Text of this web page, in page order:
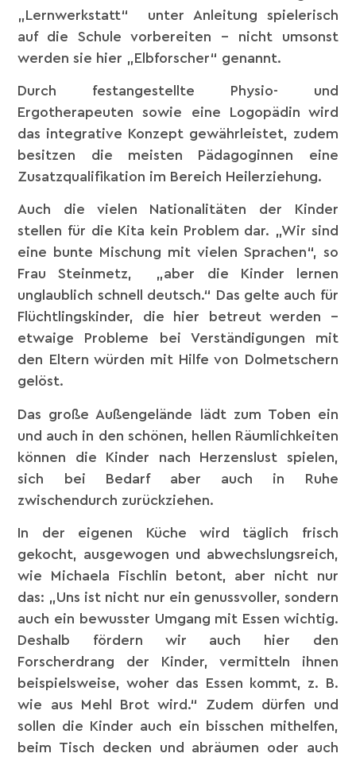
„Lernwerkstatt“ unter Anleitung spielerisch
auf die Schule vorbereiten – nicht umsonst
werden sie hier „Elbforscher“ genannt.
Durch festangestellte Physio- und
Ergotherapeuten sowie eine Logopädin wird
das integrative Konzept gewährleistet, zudem
besitzen die meisten Pädagoginnen eine
Zusatzqualifikation im Bereich Heilerziehung.
Auch die vielen Nationalitäten der Kinder
stellen für die Kita kein Problem dar. „Wir sind
eine bunte Mischung mit vielen Sprachen“, so
Frau Steinmetz, „aber die Kinder lernen
unglaublich schnell deutsch.“ Das gelte auch für
Flüchtlingskinder, die hier betreut werden –
etwaige Probleme bei Verständigungen mit
den Eltern würden mit Hilfe von Dolmetschern
gelöst.
Das große Außengelände lädt zum Toben ein
und auch in den schönen, hellen Räumlichkeiten
können die Kinder nach Herzenslust spielen,
sich bei Bedarf aber auch in Ruhe
zwischendurch zurückziehen.
In der eigenen Küche wird täglich frisch
gekocht, ausgewogen und abwechslungsreich,
wie Michaela Fischlin betont, aber nicht nur
das: „Uns ist nicht nur ein genussvoller, sondern
auch ein bewusster Umgang mit Essen wichtig.
Deshalb fördern wir auch hier den
Forscherdrang der Kinder, vermitteln ihnen
beispielsweise, woher das Essen kommt, z. B.
wie aus Mehl Brot wird.“ Zudem dürfen und
sollen die Kinder auch ein bisschen mithelfen,
beim Tisch decken und abräumen oder auch